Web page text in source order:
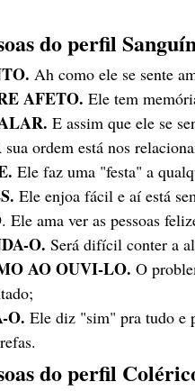
do perfil
Ah como ele se sente
AFETO. Ele tem
E assim que ele se
sua ordem está nos
Ele faz uma "festa" a
Ele enjoa fácil e aí está
. Ele ama ver as pessoas
O. Será difícil conter a
AO OUVI-LO. O
O. Ele diz "sim" pra tudo e
do perfil